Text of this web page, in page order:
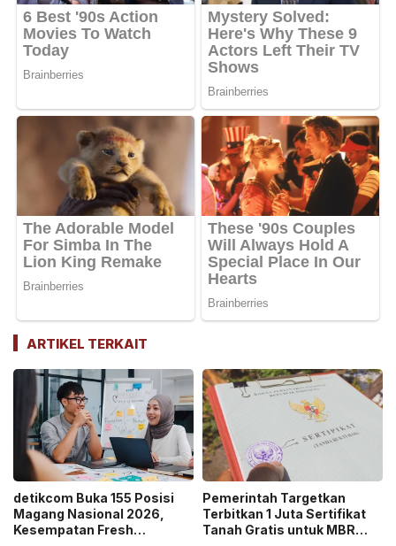
ARTIKEL TERKAIT
detikcom Buka 155 Posisi
Magang Nasional 2026,
Kesempatan Fresh
Pemerintah Targetkan
Terbitkan 1 Juta Sertifikat
Tanah Gratis untuk MBR